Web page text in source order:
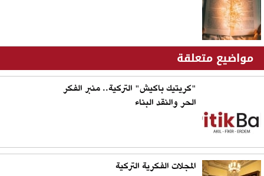
مواضيع متعلقة
"كريتيك باكيش" التركية.. منبر الفكر
الحر والنقد البناء
المجلات الفكرية التركية